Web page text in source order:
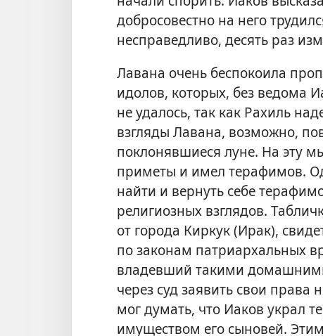
добросовестно на него
несправедливо, десять раз
Лавана очень беспокоила
идолов, которых, без ведома
не удалось, так как Рахиль
взгляды Лавана, возможно,
поклонявшиеся луне. На эту
приметы и имел терафимов.
найти и вернуть себе
религиозных взглядов.
от города Киркук (Ирак),
по законам патриархальных
владевший такими
через суд заявить свои права
мог думать, что Иаков украл
имуществом его сыновей.